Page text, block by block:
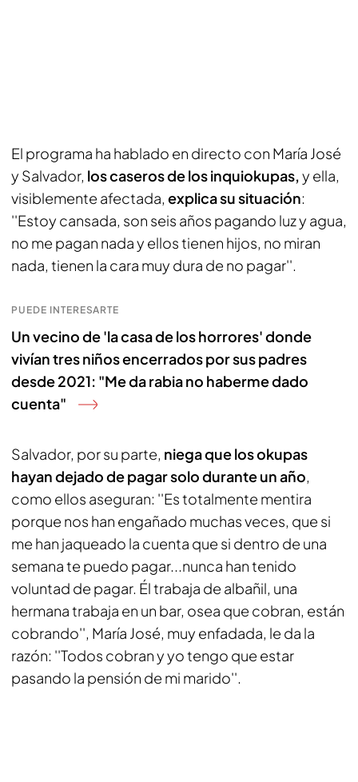
El programa ha hablado en directo con María José
y Salvador, los caseros de los inquiokupas,y ella,
visiblemente afectada, explica su situación:
''Estoy cansada, son seis años pagando luz y agua,
no me pagan nada y ellos tienen hijos, no miran
nada, tienen la cara muy dura de no pagar''.
PUEDE INTERESARTE
Un vecino de 'la casa de los horrores' donde
vivían tres niños encerrados por sus padres
desde 2021: "Me da rabia no haberme dado
cuenta"
Salvador, por su parte, niega que los okupas
hayan dejado de pagar solo durante un año,
como ellos aseguran: ''Es totalmente mentira
porque nos han engañado muchas veces, que si
me han jaqueado la cuenta que si dentro de una
semana te puedo pagar...nunca han tenido
voluntad de pagar. Él trabaja de albañil, una
hermana trabaja en un bar, osea que cobran, están
cobrando'', María José, muy enfadada, le da la
razón: ''Todos cobran y yo tengo que estar
pasando la pensión de mi marido''.